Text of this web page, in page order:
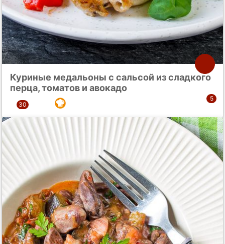
Куриные медальоны с сальсой из сладкого
перца, томатов и авокадо